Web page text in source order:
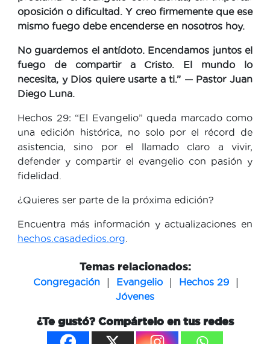
oposición o dificultad. Y creo firmemente que ese
mismo fuego debe encenderse en nosotros hoy.
No guardemos el antídoto. Encendamos juntos el
fuego de compartir a Cristo. El mundo lo
necesita, y Dios quiere usarte a ti.” — Pastor Juan
Diego Luna.
Hechos 29: “El Evangelio” queda marcado como
una edición histórica, no solo por el récord de
asistencia, sino por el llamado claro a vivir,
defender y compartir el evangelio con pasión y
fidelidad.
¿Quieres ser parte de la próxima edición?
Encuentra más información y actualizaciones en
hechos.casadedios.org
Temas relacionados:
Congregación | Evangelio | Hechos 29 |
Jóvenes
¿Te gustó? Compártelo en tus redes